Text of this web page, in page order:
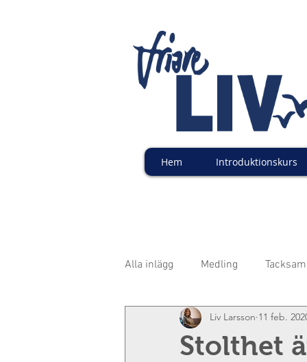
Hem Introduktionskurs
Alla inlägg Medling
På jobbet Relationer
Stolthet
Liv Larsson 11 feb.